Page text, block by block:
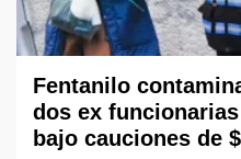
Fentanilo
dos ex
bajo cauciones de